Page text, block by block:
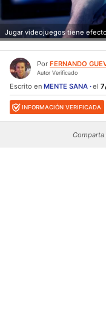
Jugar videojuegos tiene
Por FERNANDO
Autor Verificado
Escrito en MENTE SANA el
INFORMACIÓN VERIFICADA
Comparta